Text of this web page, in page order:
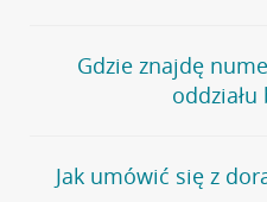
Jeśli szukasz oddziału
stronęPlacówki i bankomaty,
wygodna wyszukiwarka.
oddziałów
Gdzie znajdę
oddziału
Bank Credit Agricole nie
telefonu do placówki
Jak umówić się z